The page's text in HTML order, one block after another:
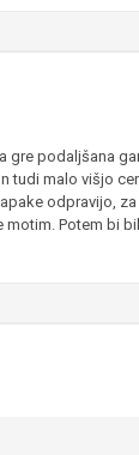
podaljšana
tudi malo višjo
odpravijo,
Potem bi